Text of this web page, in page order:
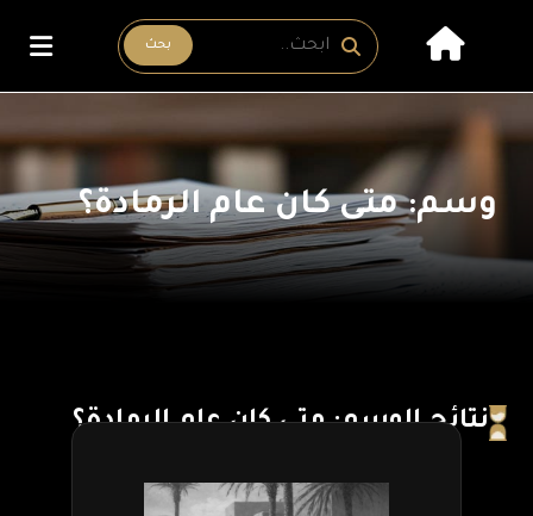
بحث
وسم: متى كان عام الرمادة؟
نتائج الوسم: متى كان عام الرمادة؟